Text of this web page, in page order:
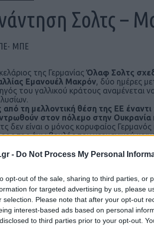
- Do Not Process My Personal
opt-out of the sale, sharing to third parties, or
for targeted advertising by us, please
selection. Please note that after your opt-out
interest-based ads based on personal
to third parties prior to your opt-out.
Σολτς –
ΜΠΕ
της Γερμανίας Όλαφ Σολτς
Εμανουέλ Μακρόν, δύο ημέρες
του γαλλικού κράτους αναμένεται
από τη μελλοντική θέση της ΕΕ
στον πόλεμο στην
δεν είναι ο μόνος κορυφαίος Γερμανός
της άνω βουλής του γερμανικού
και είναι προγραμματισμένο να
και της Γερουσίας.
ο Γερμανός υπουργός Άμυνας Μπόρις